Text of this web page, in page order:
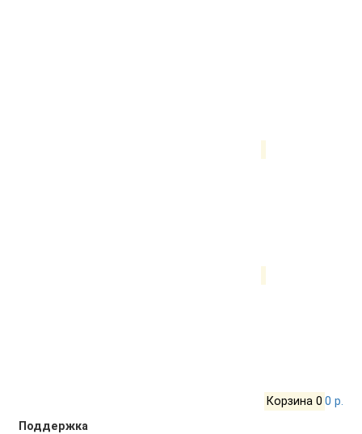
Корзина 0 0 р.
Поддержка